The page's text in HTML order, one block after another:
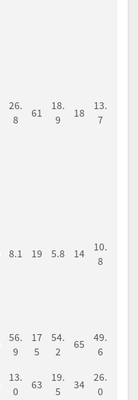
26.
8
61
18.
9
18
13.
7
8.1 19 5.8 14
10.
8
56.
9
17
5
54.
2
65
49.
6
13.
0
63
19.
5
34
26.
0